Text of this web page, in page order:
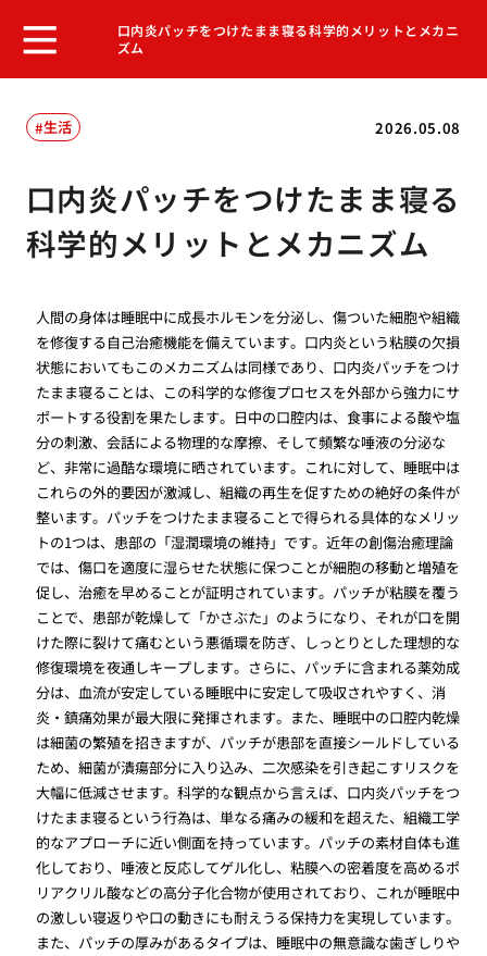
口内炎パッチをつけたまま寝る科学的メリットとメカニ
ズム
2026.05.08
生活
口内炎パッチをつけたまま寝る
科学的メリットとメカニズム
人間の身体は睡眠中に成長ホルモンを分泌し、傷ついた細胞や組織
を修復する自己治癒機能を備えています。口内炎という粘膜の欠損
状態においてもこのメカニズムは同様であり、口内炎パッチをつけ
たまま寝ることは、この科学的な修復プロセスを外部から強力にサ
ポートする役割を果たします。日中の口腔内は、食事による酸や塩
分の刺激、会話による物理的な摩擦、そして頻繁な唾液の分泌な
ど、非常に過酷な環境に晒されています。これに対して、睡眠中は
これらの外的要因が激減し、組織の再生を促すための絶好の条件が
整います。パッチをつけたまま寝ることで得られる具体的なメリッ
トの1つは、患部の「湿潤環境の維持」です。近年の創傷治癒理論
では、傷口を適度に湿らせた状態に保つことが細胞の移動と増殖を
促し、治癒を早めることが証明されています。パッチが粘膜を覆う
ことで、患部が乾燥して「かさぶた」のようになり、それが口を開
けた際に裂けて痛むという悪循環を防ぎ、しっとりとした理想的な
修復環境を夜通しキープします。さらに、パッチに含まれる薬効成
分は、血流が安定している睡眠中に安定して吸収されやすく、消
炎・鎮痛効果が最大限に発揮されます。また、睡眠中の口腔内乾燥
は細菌の繁殖を招きますが、パッチが患部を直接シールドしている
ため、細菌が潰瘍部分に入り込み、二次感染を引き起こすリスクを
大幅に低減させます。科学的な観点から言えば、口内炎パッチをつ
けたまま寝るという行為は、単なる痛みの緩和を超えた、組織工学
的なアプローチに近い側面を持っています。パッチの素材自体も進
化しており、唾液と反応してゲル化し、粘膜への密着度を高めるポ
リアクリル酸などの高分子化合物が使用されており、これが睡眠中
の激しい寝返りや口の動きにも耐えうる保持力を実現しています。
また、パッチの厚みがあるタイプは、睡眠中の無意識な歯ぎしりや